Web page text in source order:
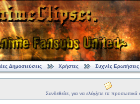
Δημοσιεύσεις Χρήστες Συχνές Ερωτήσεις
Συνδεθείτε, για να ελέγξετε τα